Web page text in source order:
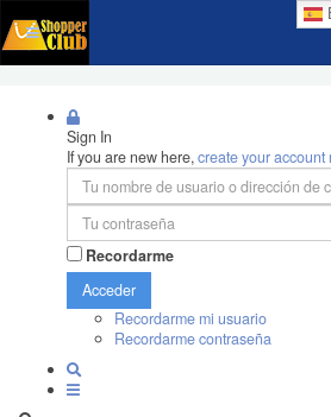
Sign In
If you are new here,create your account
Recordarme
Acceder
Recordarme mi usuario
Recordarme contraseña